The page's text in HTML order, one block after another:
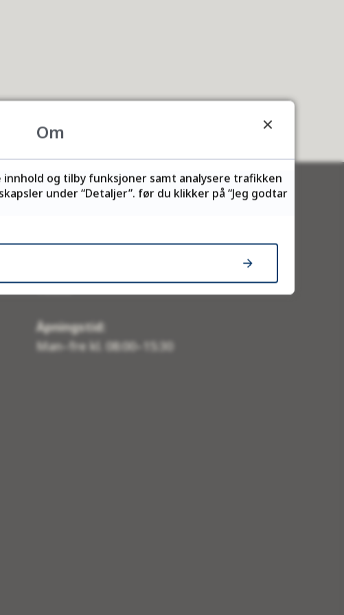
Vadsø
Åpningstid:
Man–fre kl. 08:00–15:30
Om
og tilby funksjoner samt analysere trafikken
under “Detaljer”. før du klikker på “Jeg godtar